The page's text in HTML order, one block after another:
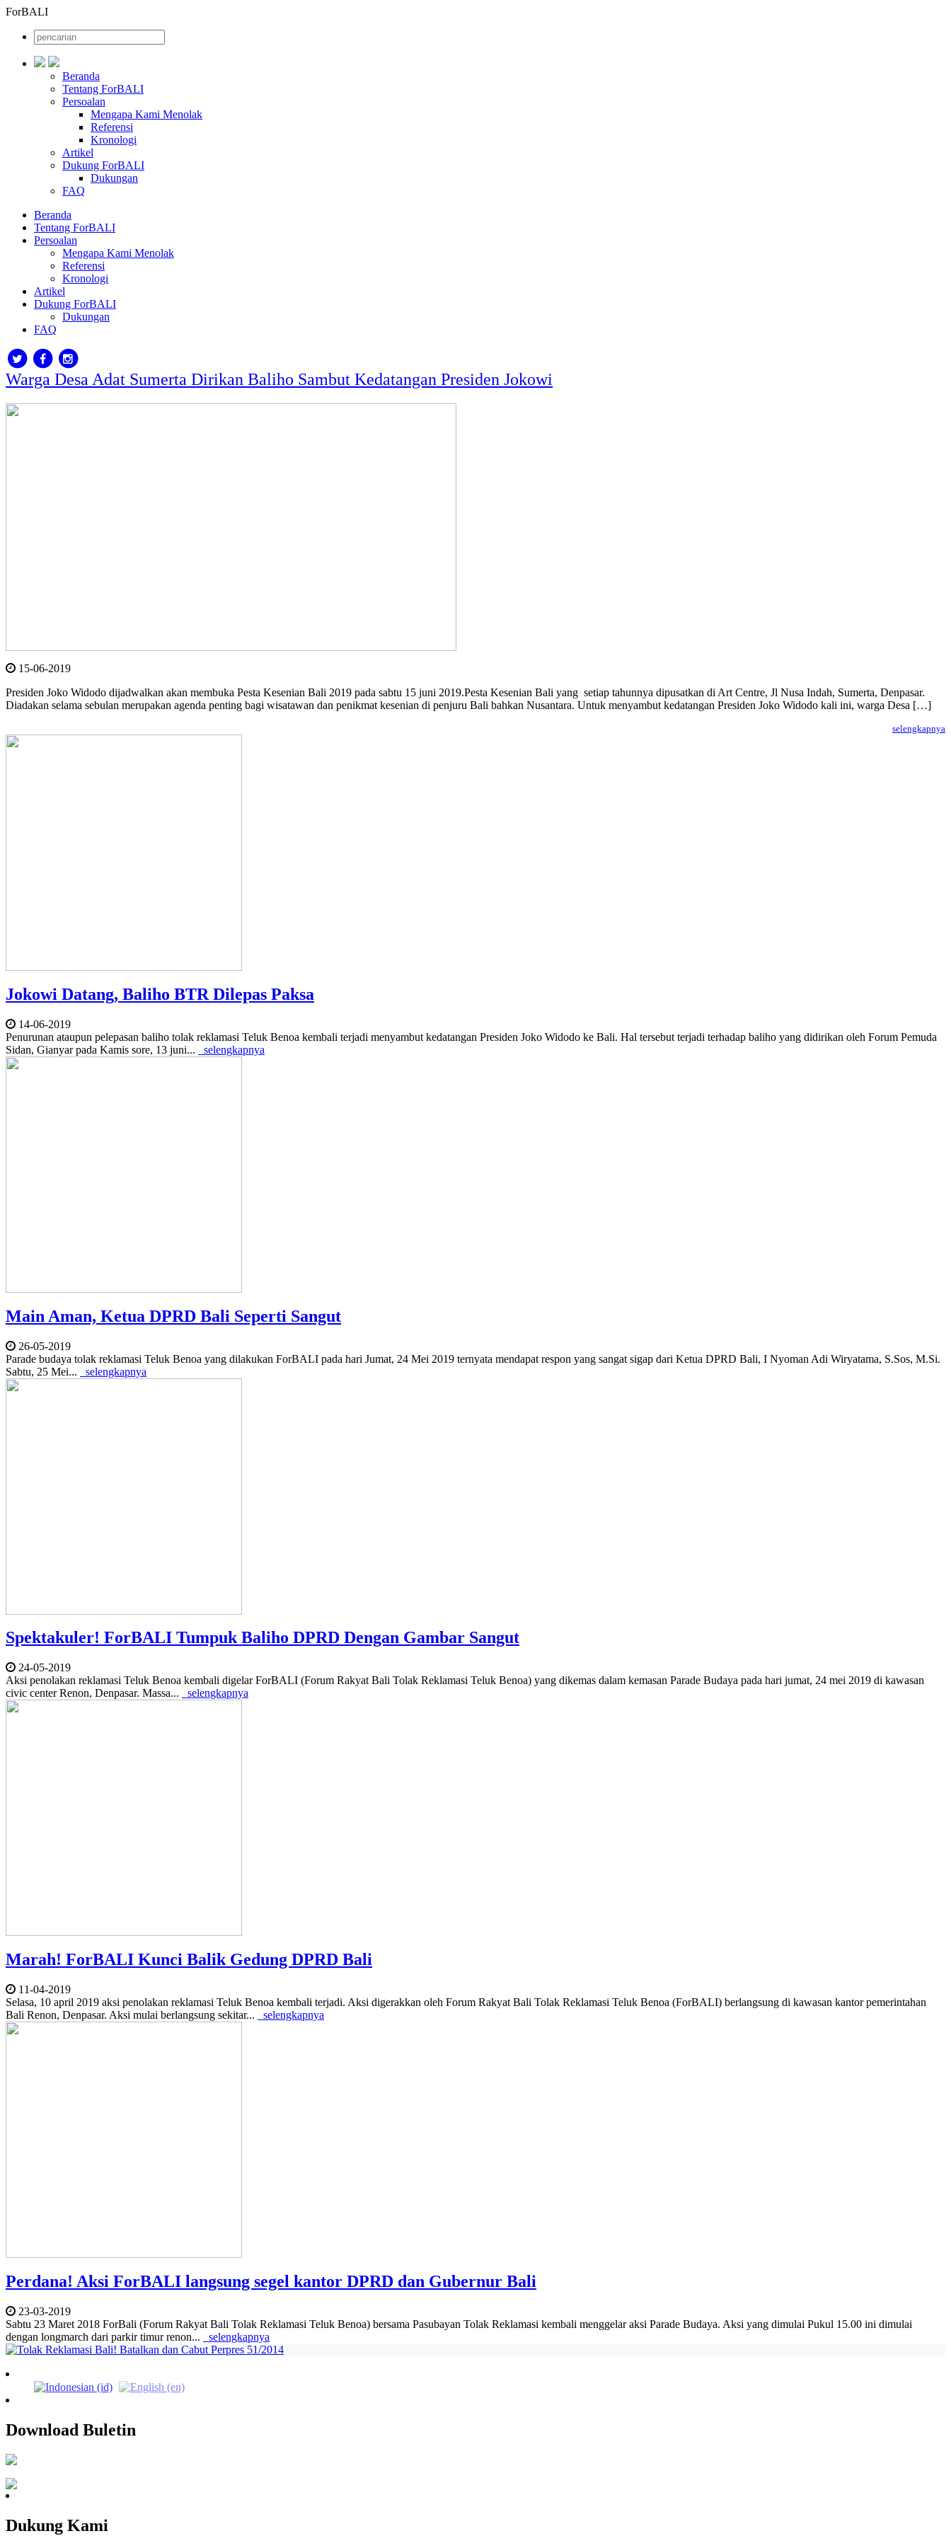
ForBALI
Beranda
Tentang ForBALI
Persoalan
Mengapa Kami Menolak
Referensi
Kronologi
Artikel
Dukung ForBALI
Dukungan
FAQ
Beranda
Tentang ForBALI
Persoalan
Mengapa Kami Menolak
Referensi
Kronologi
Artikel
Dukung ForBALI
Dukungan
FAQ
Warga Desa Adat Sumerta Dirikan Baliho Sambut Kedatangan Presiden Jokowi
15-06-2019
Presiden Joko Widodo dijadwalkan akan membuka Pesta Kesenian Bali 2019 pada sabtu 15 juni 2019.Pesta Kesenian Bali yang setiap tahunnya dipusatkan di Art Centre, Jl Nusa Indah, Sumerta, Denpasar.
Diadakan selama sebulan merupakan agenda penting bagi wisatawan dan penikmat kesenian di penjuru Bali bahkan Nusantara. Untuk menyambut kedatangan Presiden Joko Widodo kali ini, warga Desa […]
selengkapnya
Jokowi Datang, Baliho BTR Dilepas Paksa
14-06-2019
Penurunan ataupun pelepasan baliho tolak reklamasi Teluk Benoa kembali terjadi menyambut kedatangan Presiden Joko Widodo ke Bali. Hal tersebut terjadi terhadap baliho yang didirikan oleh Forum Pemuda
Sidan, Gianyar pada Kamis sore, 13 juni...
selengkapnya
Main Aman, Ketua DPRD Bali Seperti Sangut
26-05-2019
Parade budaya tolak reklamasi Teluk Benoa yang dilakukan ForBALI pada hari Jumat, 24 Mei 2019 ternyata mendapat respon yang sangat sigap dari Ketua DPRD Bali, I Nyoman Adi Wiryatama, S.Sos, M.Si.
Sabtu, 25 Mei...
selengkapnya
Spektakuler! ForBALI Tumpuk Baliho DPRD Dengan Gambar Sangut
24-05-2019
Aksi penolakan reklamasi Teluk Benoa kembali digelar ForBALI (Forum Rakyat Bali Tolak Reklamasi Teluk Benoa) yang dikemas dalam kemasan Parade Budaya pada hari jumat, 24 mei 2019 di kawasan
civic center Renon, Denpasar. Massa...
selengkapnya
Marah! ForBALI Kunci Balik Gedung DPRD Bali
11-04-2019
Selasa, 10 april 2019 aksi penolakan reklamasi Teluk Benoa kembali terjadi. Aksi digerakkan oleh Forum Rakyat Bali Tolak Reklamasi Teluk Benoa (ForBALI) berlangsung di kawasan kantor pemerintahan
Bali Renon, Denpasar. Aksi mulai berlangsung sekitar...
selengkapnya
Perdana! Aksi ForBALI langsung segel kantor DPRD dan Gubernur Bali
23-03-2019
Sabtu 23 Maret 2018 ForBali (Forum Rakyat Bali Tolak Reklamasi Teluk Benoa) bersama Pasubayan Tolak Reklamasi kembali menggelar aksi Parade Budaya. Aksi yang dimulai Pukul 15.00 ini dimulai
dengan longmarch dari parkir timur renon...
selengkapnya
Download Buletin
Dukung Kami